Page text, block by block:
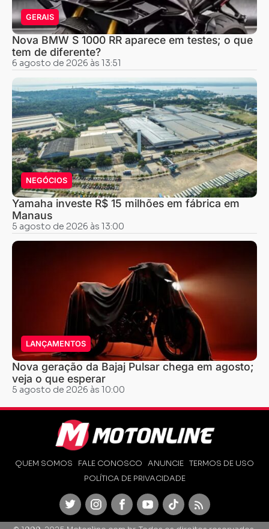
GERAIS
Nova BMW S 1000 RR aparece em testes; o que
tem de diferente?
6 agosto de 2026 às 13:51
NEGÓCIOS
Yamaha investe R$ 15 milhões em fábrica em
Manaus
5 agosto de 2026 às 13:00
LANÇAMENTOS
Nova geração da Bajaj Pulsar chega em agosto;
veja o que esperar
5 agosto de 2026 às 10:00
QUEM SOMOS FALE CONOSCO ANUNCIE TERMOS DE USO
POLÍTICA DE PRIVACIDADE
TwitterInstagramFacebookYoutubeTikTok Feed